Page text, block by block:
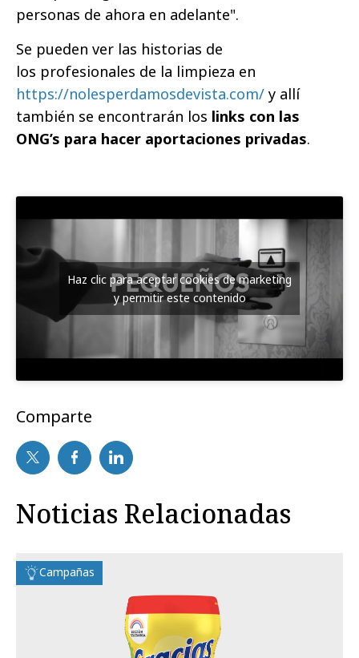
personas de ahora en adelante".
Se pueden ver las historias de
los profesionales de la limpieza en
https://nolesperdamosdevista.com/ y allí
también se encontrarán los links con las
ONG’s para hacer aportaciones privadas.
Haz clic para aceptar cookies de marketing
y permitir este contenido
Comparte
Noticias Relacionadas
Campañas